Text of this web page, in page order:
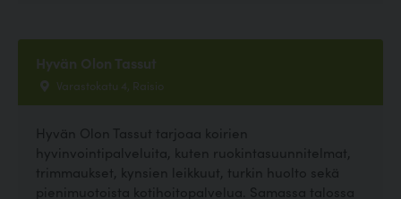
Hyvän Olon Tassut
Varastokatu 4, Raisio
Hyvän Olon Tassut tarjoaa koirien
hyvinvointipalveluita, kuten ruokintasuunnitelmat,
trimmaukset, kynsien leikkuut, turkin huolto sekä
pienimuotoista kotihoitopalvelua. Samassa talossa